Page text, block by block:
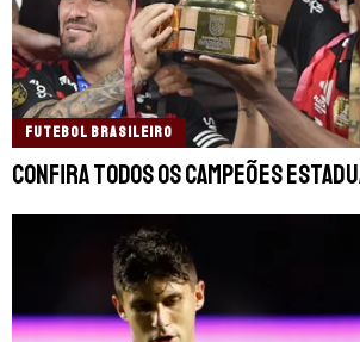
FUTEBOL BRASILEIRO
Confira todos os campeões